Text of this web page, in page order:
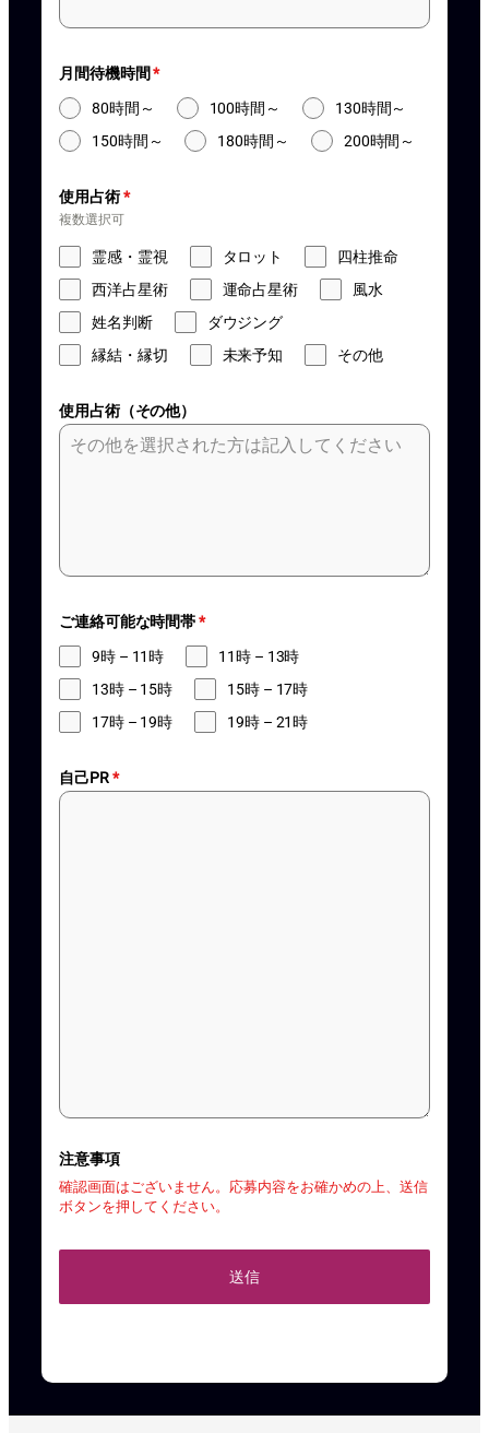
月間待機時間*
80時間～
100時間～
130時間～
150時間～
180時間～ 200時間～
使用占術*
複数選択可
霊感・霊視 タロット
四柱推命
西洋占星術
運命占星術
風水
姓名判断
ダウジング
縁結・縁切
未来予知 その他
使用占術（その他）
ご連絡可能な時間帯*
9時 – 11時
11時 – 13時
13時 – 15時
15時 – 17時
17時 – 19時
19時 – 21時
自己PR*
注意事項
確認画面はございません。応募内容をお確かめの上、送信
ボタンを押してください。
送信